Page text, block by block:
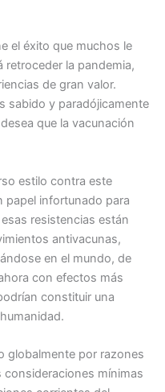
el éxito que muchos le
la pandemia,
de gran valor.
sabido y paradójicamente
que la vacunación
estilo contra este
papel infortunado para
resistencias están
antivacunas,
en el mundo, de
con efectos más
constituir una
globalmente por razones
mínimas